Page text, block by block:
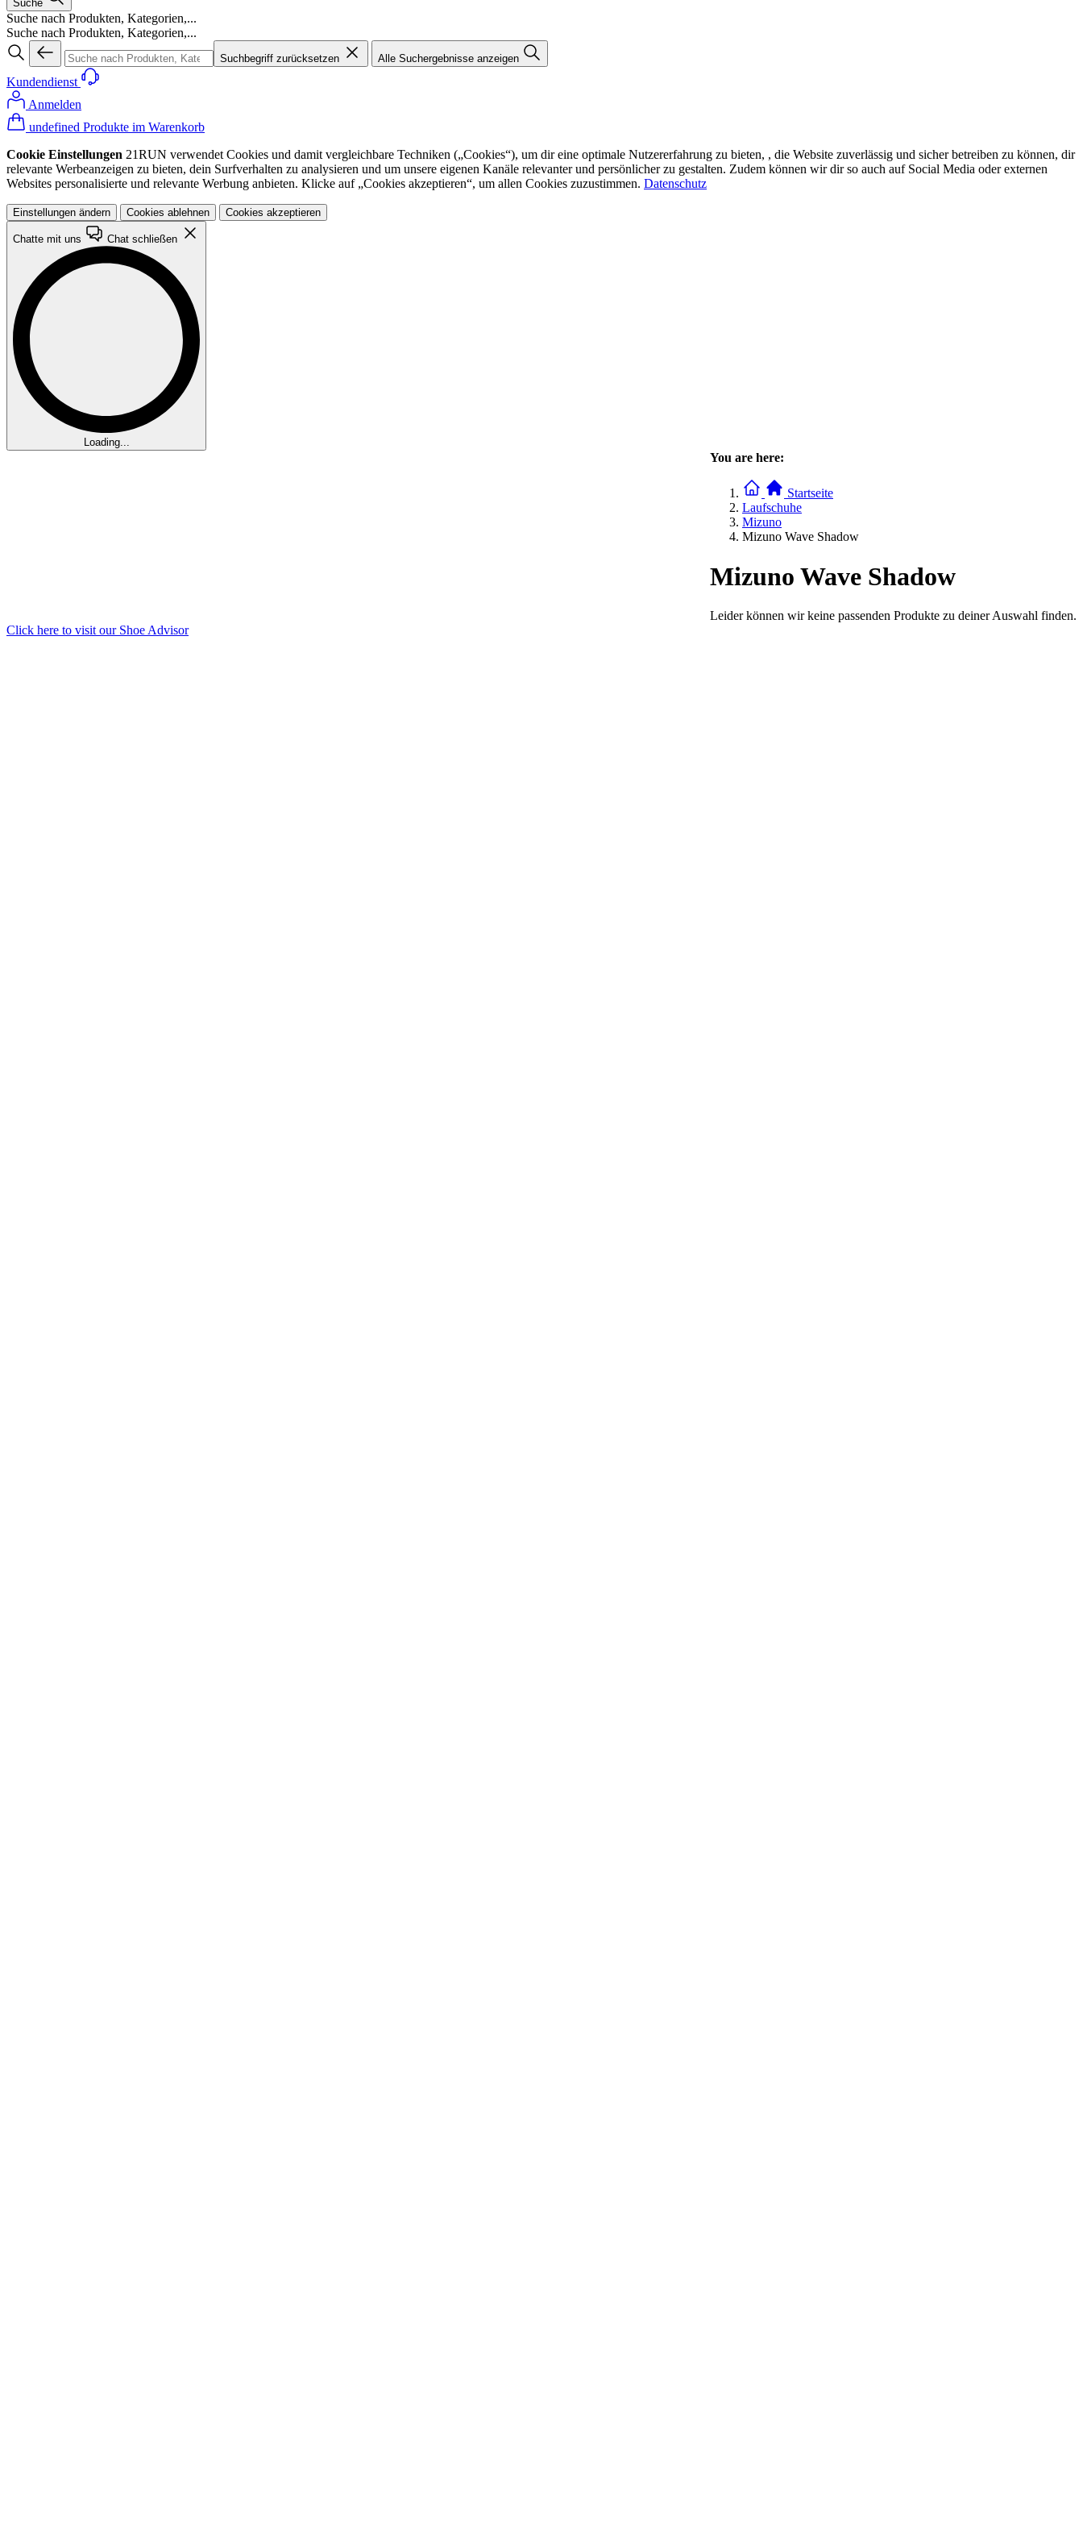
Suche
Suche nach Produkten, Kategorien,...
Suche nach Produkten, Kategorien,...
Suchbegriff zurücksetzen Alle Suchergebnisse anzeigen
Kundendienst
Anmelden
undefined Produkte im Warenkorb
Cookie Einstellungen 21RUN verwendet Cookies und damit vergleichbare Techniken („Cookies“), um dir eine optimale Nutzererfahrung zu bieten, , die Website zuverlässig und sicher betreiben zu können, dir
relevante Werbeanzeigen zu bieten, dein Surfverhalten zu analysieren und um unsere eigenen Kanäle relevanter und persönlicher zu gestalten. Zudem können wir dir so auch auf Social Media oder externen
Websites personalisierte und relevante Werbung anbieten. Klicke auf „Cookies akzeptieren“, um allen Cookies zuzustimmen. Datenschutz
Einstellungen ändern Cookies ablehnen Cookies akzeptieren
Chatte mit uns Chat schließen
Loading...
You are here:
Startseite
Laufschuhe
Mizuno
Mizuno Wave Shadow
Mizuno Wave Shadow
Leider können wir keine passenden Produkte zu deiner Auswahl finden.
Click here to visit our Shoe Advisor